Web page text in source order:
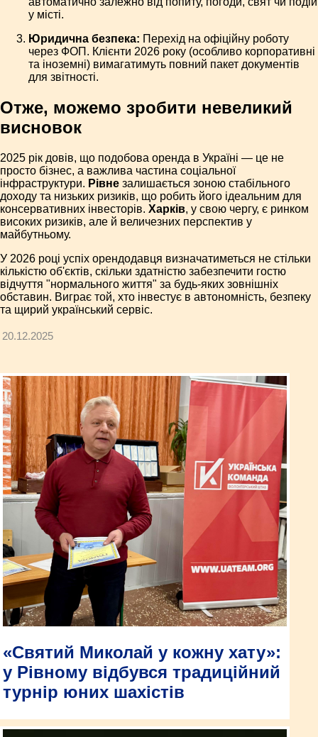
у місті.
Юридична безпека: Перехід на офіційну роботу
через ФОП. Клієнти 2026 року (особливо корпоративні
та іноземні) вимагатимуть повний пакет документів
для звітності.
Отже, можемо зробити невеликий
висновок
2025 рік довів, що подобова оренда в Україні — це не
просто бізнес, а важлива частина соціальної
інфраструктури. Рівне залишається зоною стабільного
доходу та низьких ризиків, що робить його ідеальним для
консервативних інвесторів. Харків, у свою чергу, є ринком
високих ризиків, але й величезних перспектив у
майбутньому.
У 2026 році успіх орендодавця визначатиметься не стільки
кількістю об'єктів, скільки здатністю забезпечити гостю
відчуття "нормального життя" за будь-яких зовнішніх
обставин. Виграє той, хто інвестує в автономність, безпеку
та щирий український сервіс.
20.12.2025
«Святий Миколай у кожну хату»:
у Рівному відбувся традиційний
турнір юних шахістів